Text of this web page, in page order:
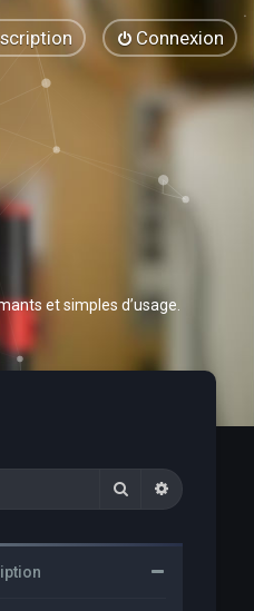
Connexion
et simples d’usage.
Rechercher